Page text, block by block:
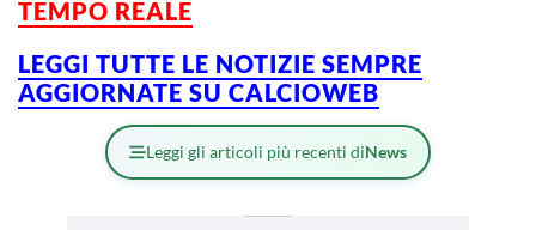
TEMPO REALE
LEGGI TUTTE LE NOTIZIE SEMPRE
AGGIORNATE SU CALCIOWEB
Leggi gli articoli più recenti diNews